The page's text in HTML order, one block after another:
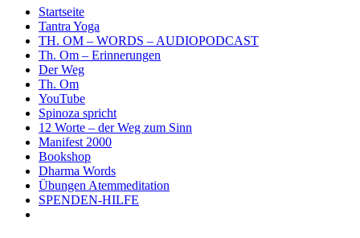
Startseite
Tantra Yoga
TH. OM – WORDS – AUDIOPODCAST
Th. Om – Erinnerungen
Der Weg
Th. Om
YouTube
Spinoza spricht
12 Worte – der Weg zum Sinn
Manifest 2000
Bookshop
Dharma Words
Übungen Atemmeditation
SPENDEN-HILFE